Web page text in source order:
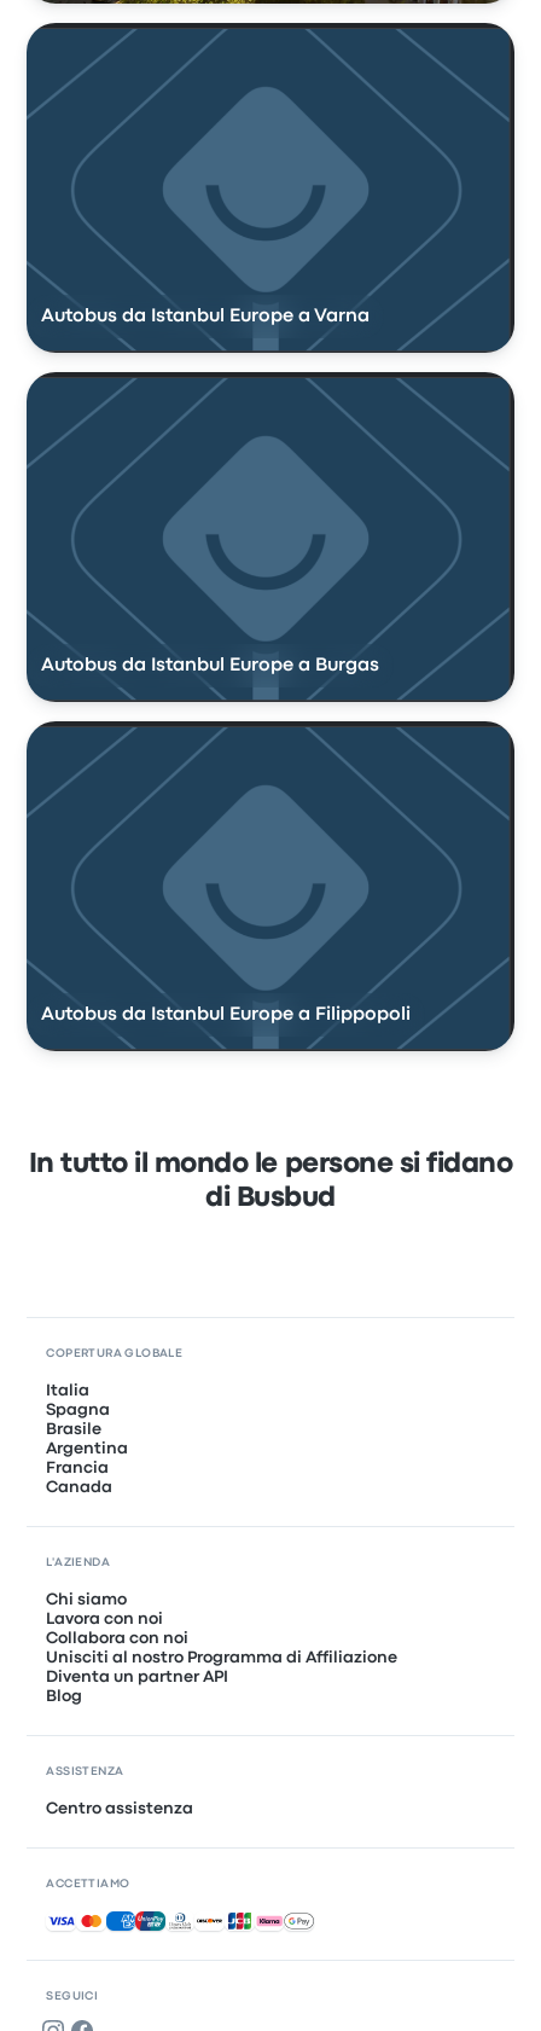
Autobus da Istanbul Europe a Varna
Autobus da Istanbul Europe a Burgas
Autobus da Istanbul Europe a Filippopoli
In tutto il mondo le persone si fidano
di Busbud
SEGUICI
COPERTURA GLOBALE
Italia
Spagna
Brasile
Argentina
Francia
Canada
L'AZIENDA
Chi siamo
Lavora con noi
Collabora con noi
Unisciti al nostro Programma di Affiliazione
Diventa un partner API
Blog
ASSISTENZA
Centro assistenza
ACCETTIAMO
Pagamenti accettati